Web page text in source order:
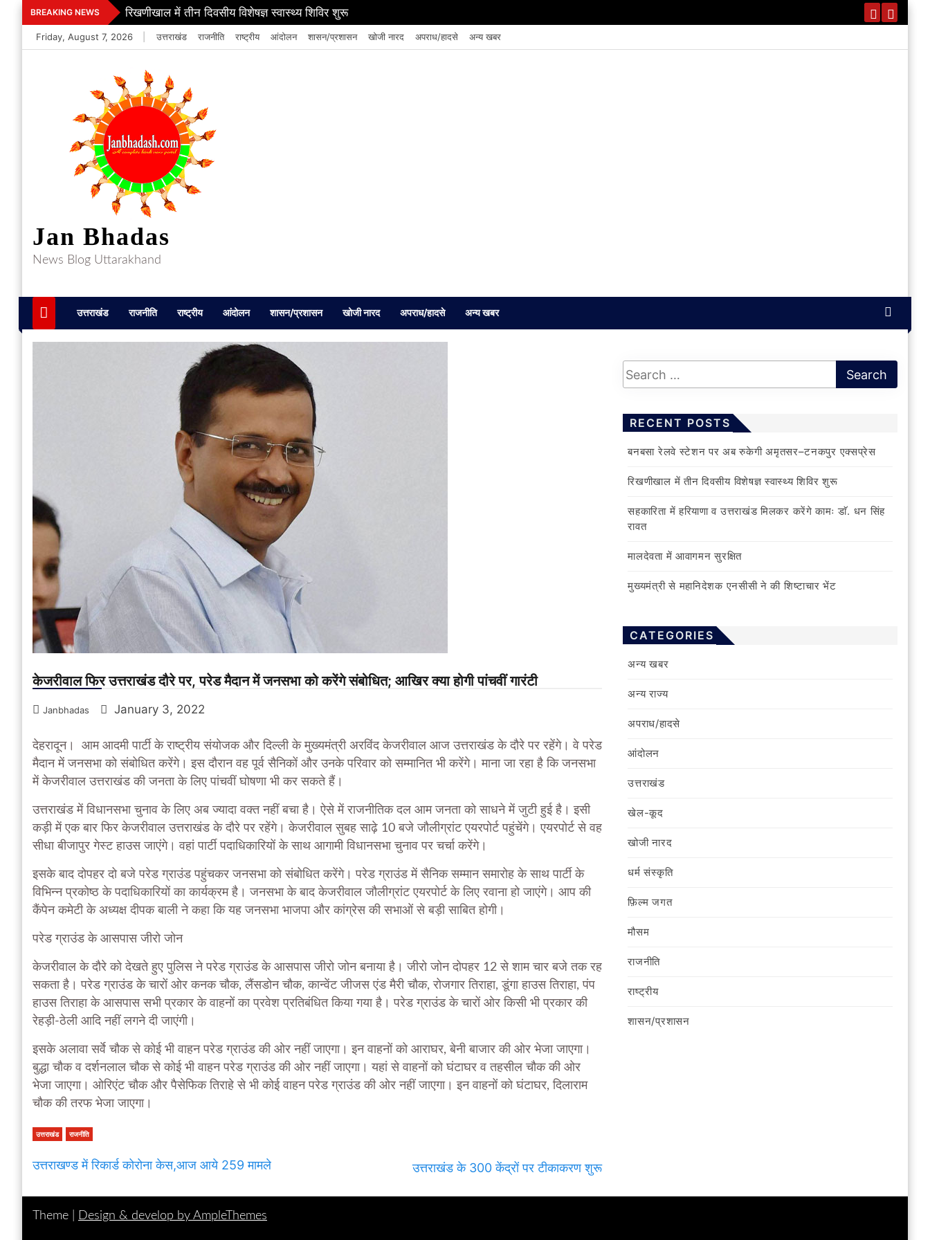
Skip
to
content
BREAKING NEWS रिखणीखाल में तीन दिवसीय विशेषज्ञ स्वास्थ्य शिविर शुरू
Friday, August 7, 2026 उत्तराखंड राजनीति राष्ट्रीय आंदोलन शासन/प्रशासन खोजी नारद अपराध/हादसे अन्य खबर
Jan Bhadas
News Blog Uttarakhand
उत्तराखंड राजनीति राष्ट्रीय आंदोलन शासन/प्रशासन खोजी नारद अपराध/हादसे अन्य खबर
केजरीवाल फिर उत्तराखंड दौरे पर, परेड मैदान में जनसभा को करेंगे संबोधित; आखिर क्या होगी पांचवीं गारंटी
Janbhadas January 3, 2022
देहरादून। आम आदमी पार्टी के राष्ट्रीय संयोजक और दिल्ली के मुख्यमंत्री अरविंद केजरीवाल आज उत्तराखंड के दौरे पर रहेंगे। वे परेड
मैदान में जनसभा को संबोधित करेंगे। इस दौरान वह पूर्व सैनिकों और उनके परिवार को सम्मानित भी करेंगे। माना जा रहा है कि जनसभा
में केजरीवाल उत्तराखंड की जनता के लिए पांचवीं घोषणा भी कर सकते हैं।
उत्तराखंड में विधानसभा चुनाव के लिए अब ज्यादा वक्त नहीं बचा है। ऐसे में राजनीतिक दल आम जनता को साधने में जुटी हुई है। इसी
कड़ी में एक बार फिर केजरीवाल उत्तराखंड के दौरे पर रहेंगे। केजरीवाल सुबह साढ़े 10 बजे जौलीग्रांट एयरपोर्ट पहुंचेंगे। एयरपोर्ट से वह
सीधा बीजापुर गेस्ट हाउस जाएंगे। वहां पार्टी पदाधिकारियों के साथ आगामी विधानसभा चुनाव पर चर्चा करेंगे।
इसके बाद दोपहर दो बजे परेड ग्राउंड पहुंचकर जनसभा को संबोधित करेंगे। परेड ग्राउंड में सैनिक सम्मान समारोह के साथ पार्टी के
विभिन्न प्रकोष्ठ के पदाधिकारियों का कार्यक्रम है। जनसभा के बाद केजरीवाल जौलीग्रांट एयरपोर्ट के लिए रवाना हो जाएंगे। आप की
कैंपेन कमेटी के अध्यक्ष दीपक बाली ने कहा कि यह जनसभा भाजपा और कांग्रेस की सभाओं से बड़ी साबित होगी।
परेड ग्राउंड के आसपास जीरो जोन
केजरीवाल के दौरे को देखते हुए पुलिस ने परेड ग्राउंड के आसपास जीरो जोन बनाया है। जीरो जोन दोपहर 12 से शाम चार बजे तक रह
सकता है। परेड ग्राउंड के चारों ओर कनक चौक, लैंसडोन चौक, कान्वेंट जीजस एंड मैरी चौक, रोजगार तिराहा, डूंगा हाउस तिराहा, पंप
हाउस तिराहा के आसपास सभी प्रकार के वाहनों का प्रवेश प्रतिबंधित किया गया है। परेड ग्राउंड के चारों ओर किसी भी प्रकार की
रेहड़ी-ठेली आदि नहीं लगने दी जाएंगी।
इसके अलावा सर्वे चौक से कोई भी वाहन परेड ग्राउंड की ओर नहीं जाएगा। इन वाहनों को आराघर, बेनी बाजार की ओर भेजा जाएगा।
बुद्धा चौक व दर्शनलाल चौक से कोई भी वाहन परेड ग्राउंड की ओर नहीं जाएगा। यहां से वाहनों को घंटाघर व तहसील चौक की ओर
भेजा जाएगा। ओरिएंट चौक और पैसेफिक तिराहे से भी कोई वाहन परेड ग्राउंड की ओर नहीं जाएगा। इन वाहनों को घंटाघर, दिलाराम
चौक की तरफ भेजा जाएगा।
उत्तराखंड राजनीति
उत्तराखण्ड में रिकार्ड कोरोना केस,आज आये 259 मामले उत्तराखंड के 300 केंद्रों पर टीकाकरण शुरू
RECENT POSTS
बनबसा रेलवे स्टेशन पर अब रुकेगी अमृतसर–टनकपुर एक्सप्रेस
रिखणीखाल में तीन दिवसीय विशेषज्ञ स्वास्थ्य शिविर शुरू
सहकारिता में हरियाणा व उत्तराखंड मिलकर करेंगे कामः डाॅ. धन सिंह
रावत
मालदेवता में आवागमन सुरक्षित
मुख्यमंत्री से महानिदेशक एनसीसी ने की शिष्टाचार भेंट
CATEGORIES
अन्य खबर
अन्य राज्य
अपराध/हादसे
आंदोलन
उत्तराखंड
खेल-कूद
खोजी नारद
धर्म संस्कृति
फ़िल्‍म जगत
मौसम
राजनीति
राष्ट्रीय
शासन/प्रशासन
Theme | Design & develop by AmpleThemes